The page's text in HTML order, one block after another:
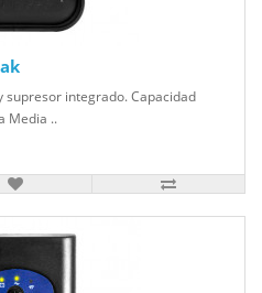
supresor integrado. Capacidad
Media ..